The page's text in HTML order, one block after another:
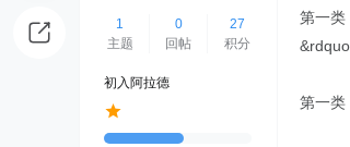
1
主题
0
回帖
27
积分
初入阿拉德
第一类
第一类